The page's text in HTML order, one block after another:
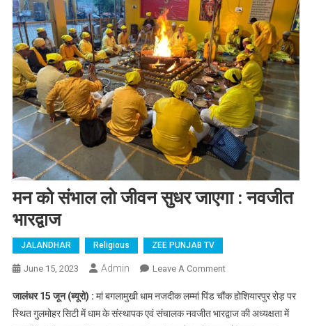
मन को संभाल लो जीवन सुधर जाएगा : नवजीत
भारद्वाज
JALANDHAR Religious ZEE PUNJAB TV
June 15, 2023 Admin Leave A CommentOn मन को संभाल लो
नवजीत भारद्वाज
जालंधर 15 जून (ब्यूरो) : मां बगलामुखी धाम नजदीक लम्मां पिंड चौंक होशियारपुर रोड़ पर
स्थित गुलमोहर सिटी में धाम के संस्थापक एवं संचालक नवजीत भारद्वाज की अध्यक्षता में